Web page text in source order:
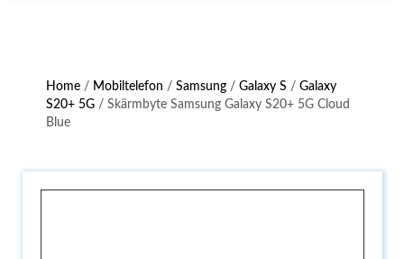
Home / Mobiltelefon /Samsung /Galaxy S /Galaxy
S20+ 5G / Skärmbyte Samsung Galaxy S20+ 5G Cloud
Blue